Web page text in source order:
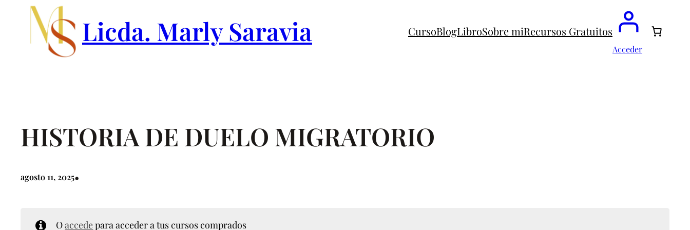
contenido
Licda. Marly Saravia CursoBlogLibroSobre miRecursos Gratuitos
Acceder
HISTORIA DE DUELO MIGRATORIO
agosto 11, 2025•
Oaccedepara acceder a tus cursos comprados